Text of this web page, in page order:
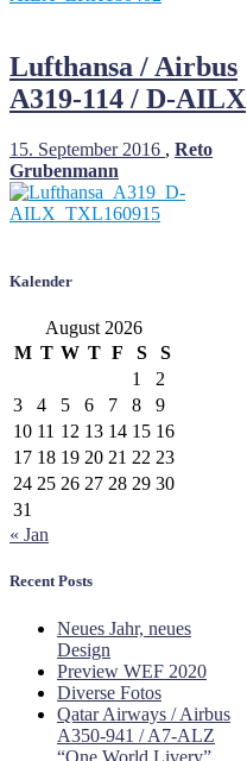
Lufthansa / Airbus
A319-114 / D-AILX
15. September 2016 , Reto
Grubenmann
Kalender
August 2026
M T W T F S
S
1
2
3
4 5 6 7 8
9
10 11 12 13 14 15 16
17 18 19 20 21 22 23
24 25 26 27 28 29 30
31
« Jan
Recent Posts
Neues Jahr, neues
Design
Preview WEF 2020
Diverse Fotos
Qatar Airways / Airbus
A350-941 / A7-ALZ
“One World Livery”